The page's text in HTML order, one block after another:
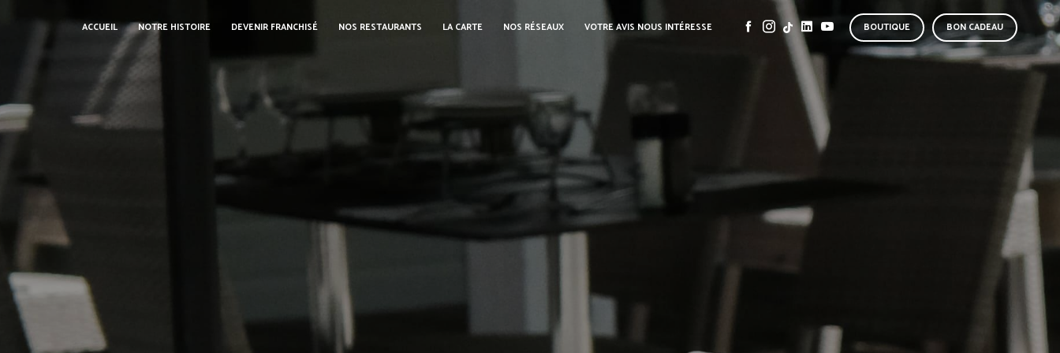
ACCUEIL NOTRE HISTOIRE DEVENIR FRANCHISÉ NOS RESTAURANTS LA CARTE NOS RÉSEAUX VOTRE AVIS NOUS INTÉRESSE BOUTIQUE BON CADEAU